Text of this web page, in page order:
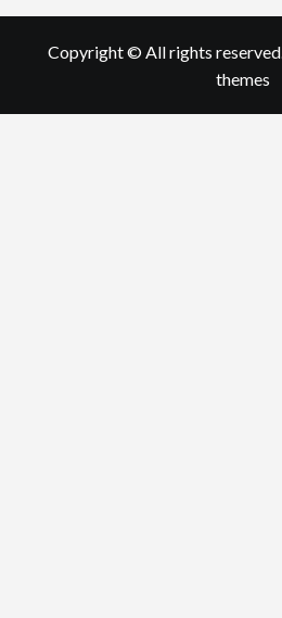
Copyright © All rights reserved.
themes